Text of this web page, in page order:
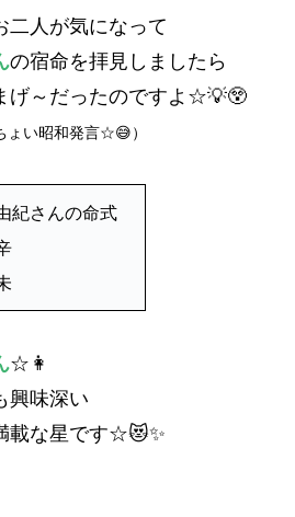
二人が気になって
の宿命を拝見しましたら
げ～だったのですよ☆💡😲
ょい昭和発言☆😅）
紀さんの命式
☆👩
興味深い
載な星です☆😻✨